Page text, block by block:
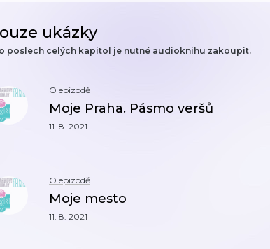
ukázky
poslech celých kapitol je nutné audioknihu zakoupit.
O epizodě
Moje Praha. Pásmo veršů
11. 8. 2021
O epizodě
Moje mesto
11. 8. 2021